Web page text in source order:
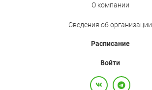
О компании
Сведения об организации
Расписание
Войти